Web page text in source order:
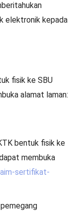
elektronik kepada
fisik ke SBU
alamat laman:
bentuk fisik ke
membuka
sertifikat-